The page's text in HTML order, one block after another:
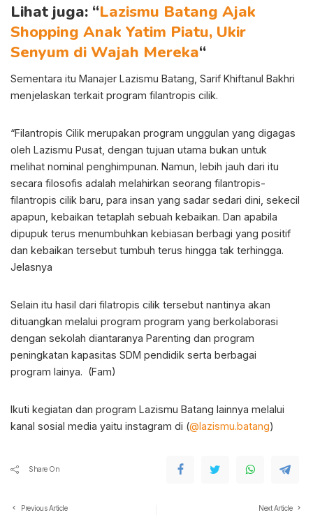
Lihat juga: “Lazismu Batang Ajak
Shopping Anak Yatim Piatu, Ukir
Senyum di Wajah Mereka“
Sementara itu Manajer Lazismu Batang, Sarif Khiftanul Bakhri
menjelaskan terkait program filantropis cilik.
“Filantropis Cilik merupakan program unggulan yang digagas
oleh Lazismu Pusat, dengan tujuan utama bukan untuk
melihat nominal penghimpunan. Namun, lebih jauh dari itu
secara filosofis adalah melahirkan seorang filantropis-
filantropis cilik baru, para insan yang sadar sedari dini, sekecil
apapun, kebaikan tetaplah sebuah kebaikan. Dan apabila
dipupuk terus menumbuhkan kebiasan berbagi yang positif
dan kebaikan tersebut tumbuh terus hingga tak terhingga.
Jelasnya
Selain itu hasil dari filatropis cilik tersebut nantinya akan
dituangkan melalui program program yang berkolaborasi
dengan sekolah diantaranya Parenting dan program
peningkatan kapasitas SDM pendidik serta berbagai
program lainya. (Fam)
Ikuti kegiatan dan program Lazismu Batang lainnya melalui
kanal sosial media yaitu instagram di (@lazismu.batang)
Share On
Previous Article Next Article